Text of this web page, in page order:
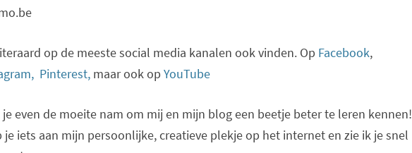
op de meeste social media kanalen ook vinden. Op Facebook,
Pinterest, maar ook op YouTube
even de moeite nam om mij en mijn blog een beetje beter te leren kennen!
je iets aan mijn persoonlijke, creatieve plekje op het internet en zie ik je snel